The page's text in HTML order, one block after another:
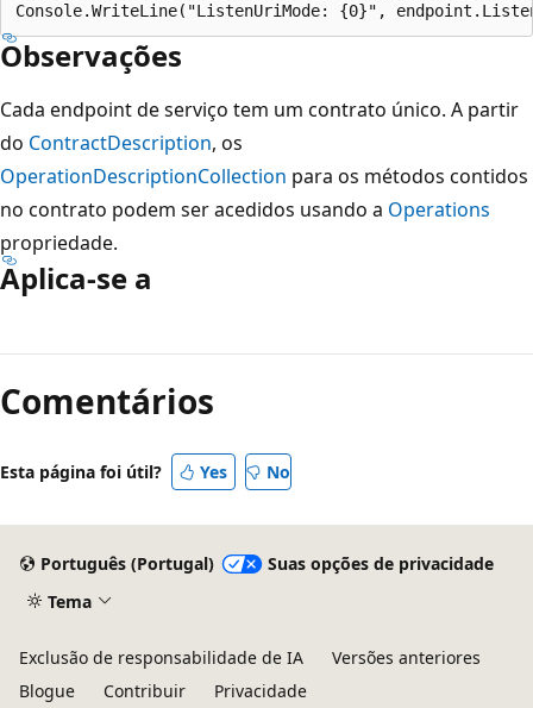
Observações
Cada endpoint de serviço tem um contrato único. A partir
do ContractDescription, os
OperationDescriptionCollection para os métodos contidos
no contrato podem ser acedidos usando a Operations
propriedade.
Aplica-se a
de
leitura
Comentários
Esta página foi útil? Yes No
Português (Portugal)
Suas opções de privacidade
Tema
Exclusão de responsabilidade de IA
Versões anteriores
Blogue
Contribuir Privacidade